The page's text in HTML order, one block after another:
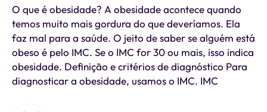
O que é obesidade? A obesidade acontece quando
temos muito mais gordura do que deveríamos. Ela
faz mal para a saúde. O jeito de saber se alguém está
obeso é pelo IMC. Se o IMC for 30 ou mais, isso indica
obesidade. Definição e critérios de diagnóstico Para
diagnosticar a obesidade, usamos o IMC. IMC